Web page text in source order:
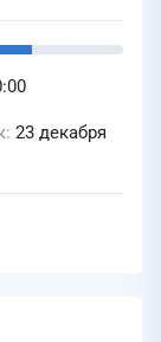
23 декабря